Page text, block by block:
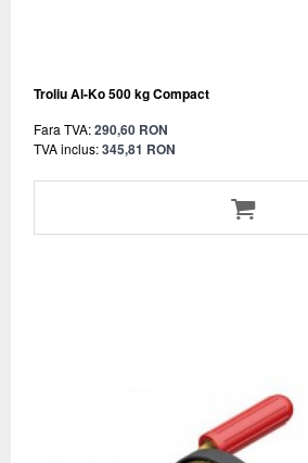
Troliu Al-Ko 500 kg Compact
Fara TVA:290,60 RON
TVA inclus:345,81 RON